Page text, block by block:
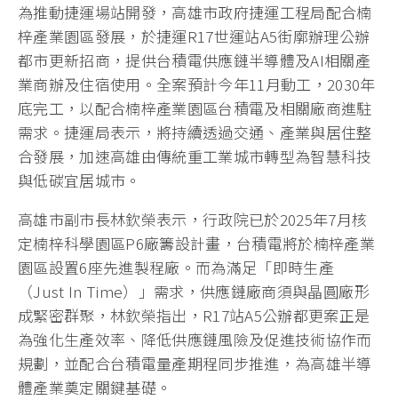
為推動捷運場站開發，高雄市政府捷運工程局配合楠
梓產業園區發展，於捷運R17世運站A5街廓辦理公辦
都市更新招商，提供台積電供應鏈半導體及AI相關產
業商辦及住宿使用。全案預計今年11月動工，2030年
底完工，以配合楠梓產業園區台積電及相關廠商進駐
需求。捷運局表示，將持續透過交通、產業與居住整
合發展，加速高雄由傳統重工業城市轉型為智慧科技
與低碳宜居城市。
高雄市副市長林欽榮表示，行政院已於2025年7月核
定楠梓科學園區P6廠籌設計畫，台積電將於楠梓產業
園區設置6座先進製程廠。而為滿足「即時生產
（Just In Time）」需求，供應鏈廠商須與晶圓廠形
成緊密群聚，林欽榮指出，R17站A5公辦都更案正是
為強化生產效率、降低供應鏈風險及促進技術協作而
規劃，並配合台積電量產期程同步推進，為高雄半導
體產業奠定關鍵基礎。